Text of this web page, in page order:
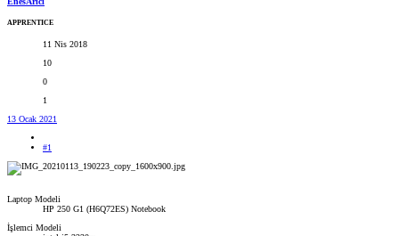
APPRENTICE
11 Nis 2018
10
0
1
13 Ocak 2021
#1
Laptop Modeli
HP 250 G1 (H6Q72ES) Notebook
İşlemci Modeli